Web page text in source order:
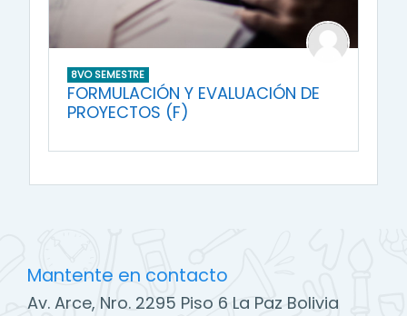
8VO SEMESTRE
FORMULACIÓN Y EVALUACIÓN DE
PROYECTOS (F)
Mantente en contacto
Av. Arce, Nro. 2295 Piso 6 La Paz Bolivia